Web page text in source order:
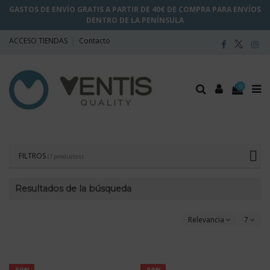
GASTOS DE ENVÍO GRATIS A PARTIR DE 40€ DE COMPRA PARA ENVÍOS
DENTRO DE LA PENÍNSULA
ACCESO TIENDAS Contacto
0
Resultados de la búsqueda
Relevancia 7
FILTROS (7 productos)